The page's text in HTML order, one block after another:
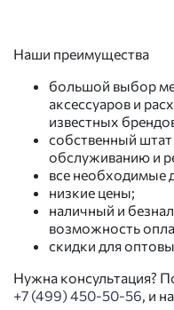
Наши преимущества
большой выбор
аксессуаров и
известных
собственный
обслуживанию и
все необходимые
низкие цены;
наличный и
возможность
скидки для
Нужна консультация?
+7 (499) 450-50-56, и